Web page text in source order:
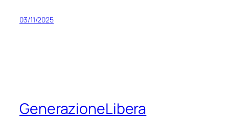
03/11/2025
GenerazioneLibera